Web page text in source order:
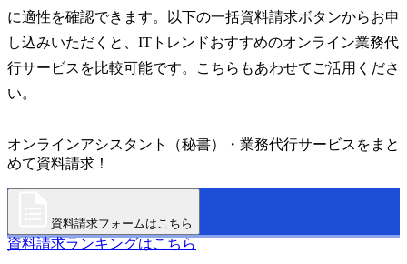
に適性を確認できます。以下の一括資料請求ボタンからお申
し込みいただくと、ITトレンドおすすめのオンライン業務代
行サービスを比較可能です。こちらもあわせてご活用くださ
い。
オンラインアシスタント（秘書）・業務代行サービスをまと
めて資料請求！
資料請求フォームはこちら
資料請求ランキングはこちら